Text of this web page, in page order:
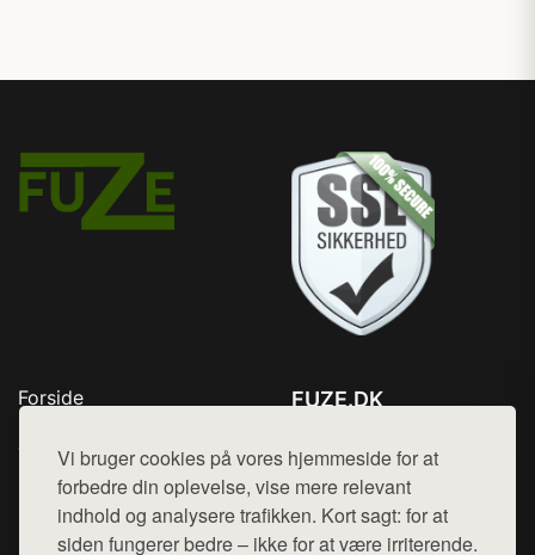
Vi bruger cookies på vores hjemmeside for at
forbedre din oplevelse, vise mere relevant
indhold og analysere trafikken. Kort sagt: for at
siden fungerer bedre – ikke for at være irriterende.
Forside
Top Rabatter
Kontakt
FUZE.DK
Mail: hej@want.dk
Cookie- og privatlivspolitik